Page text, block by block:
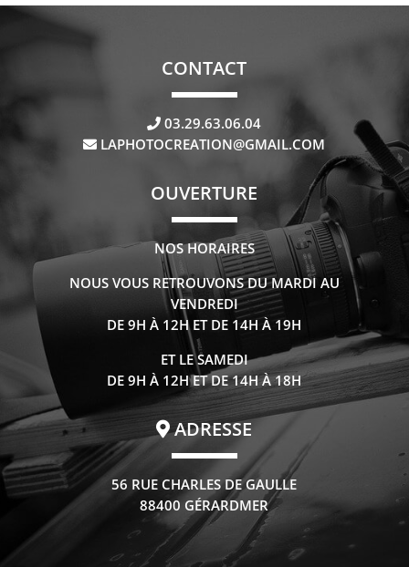
CONTACT
03.29.63.06.04
LAPHOTOCREATION@GMAIL.COM
OUVERTURE
NOS HORAIRES
NOUS VOUS RETROUVONS DU MARDI AU
VENDREDI
DE 9H À 12H ET DE 14H À 19H
ET LE SAMEDI
DE 9H À 12H ET DE 14H À 18H
ADRESSE
56 RUE CHARLES DE GAULLE
88400 GÉRARDMER